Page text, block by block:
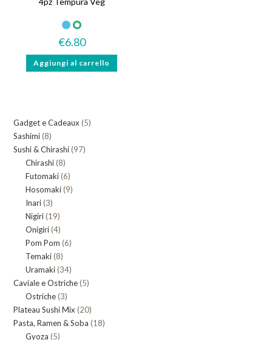
€6.80
Aggiungi al carrello
Gadget e Cadeaux 55
Sashimi 88
prodotti
Sushi & Chirashi 9797
Chirashi 88
prodotti
Futomaki 66
prodotti
Hosomaki 99
Inari 33
prodotti
Nigiri 1919
prodotti
Onigiri 44
prodotti
Pom Pom 66
Temaki 88
prodotti
Uramaki 3434
prodotti
Caviale e Ostriche 55
Ostriche 33
prodotti
Plateau Sushi Mix 2020
prodotti
Pasta, Ramen & Soba 1818
Gyoza 55